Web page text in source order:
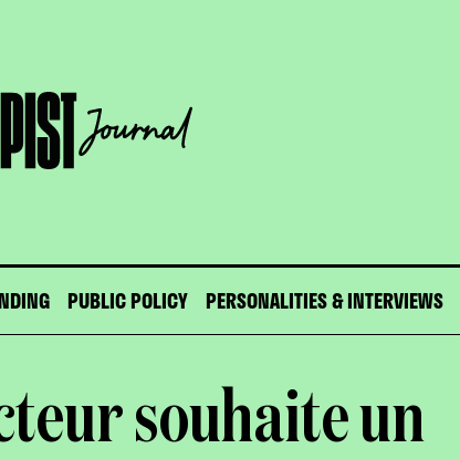
PUBLIC POLICY PERSONALITIES & INTERVIEWS
souhaite un